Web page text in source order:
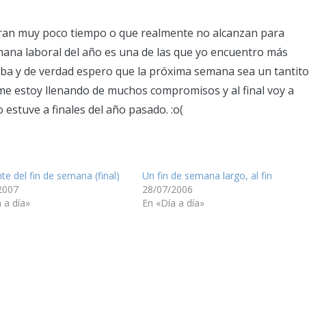
muy poco tiempo o que realmente no alcanzan para
laboral del año es una de las que yo encuentro más
y de verdad espero que la próxima semana sea un tantito
estoy llenando de muchos compromisos y al final voy a
a finales del año pasado. :o(
del fin de semana (final)
a día»
Un fin de semana largo, al fin
28/07/2006
En «Día a día»